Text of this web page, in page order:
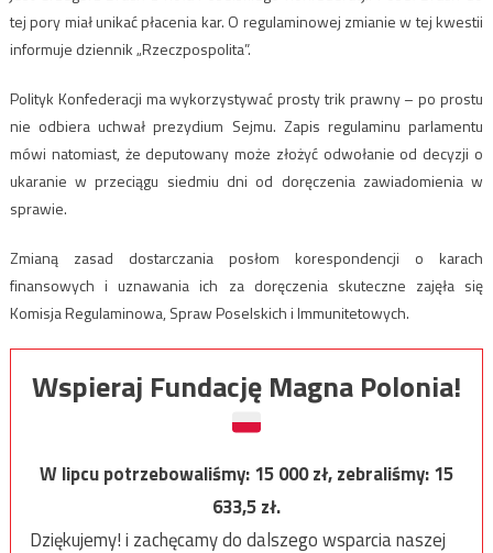
tej pory miał unikać płacenia kar. O regulaminowej zmianie w tej kwestii
informuje dziennik „Rzeczpospolita”.
Polityk Konfederacji ma wykorzystywać prosty trik prawny – po prostu
nie odbiera uchwał prezydium Sejmu. Zapis regulaminu parlamentu
mówi natomiast, że deputowany może złożyć odwołanie od decyzji o
ukaranie w przeciągu siedmiu dni od doręczenia zawiadomienia w
sprawie.
Zmianą zasad dostarczania posłom korespondencji o karach
finansowych i uznawania ich za doręczenia skuteczne zajęła się
Komisja Regulaminowa, Spraw Poselskich i Immunitetowych.
Wspieraj Fundację Magna Polonia!
W lipcu potrzebowaliśmy:15 000zł, zebraliśmy:15
633,5zł.
Dziękujemy! i zachęcamy do dalszego wsparcia naszej